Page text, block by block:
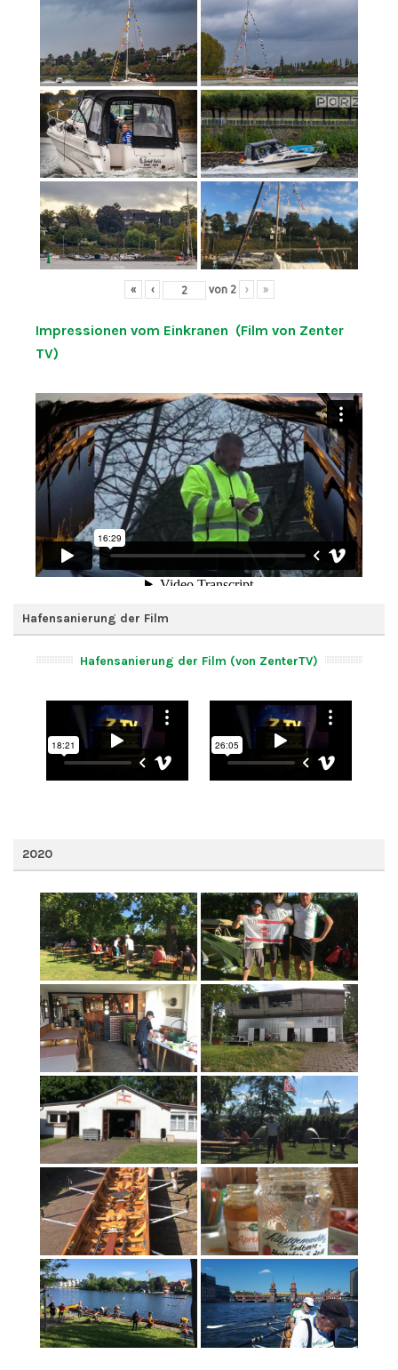
« ‹ von 2 › »
Impressionen vom Einkranen (Film von Zenter
TV)
Hafensanierung der Film
Hafensanierung der Film (von ZenterTV)
2020